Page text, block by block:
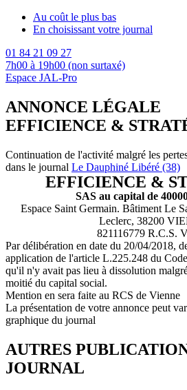
Au coût le plus bas
En choisissant votre journal
01 84 21 09 27
7h00 à 19h00 (non surtaxé)
Espace JAL-Pro
ANNONCE LÉGALE
EFFICIENCE &
Continuation de l'activité malgré les
dans le journal Le Dauphiné Libéré (38)
EFFICIENCE &
SAS au capital de
Espace Saint Germain. Bâtiment Le
Leclerc, 38200
821116779 R.C.S.
Par délibération en date du 20/04/2018,
application de l'article L.225.248 du
qu'il n'y avait pas lieu à dissolution
moitié du capital social.
Mention en sera faite au RCS de Vienne
La présentation de votre annonce peut
graphique du journal
AUTRES
JOURNAL